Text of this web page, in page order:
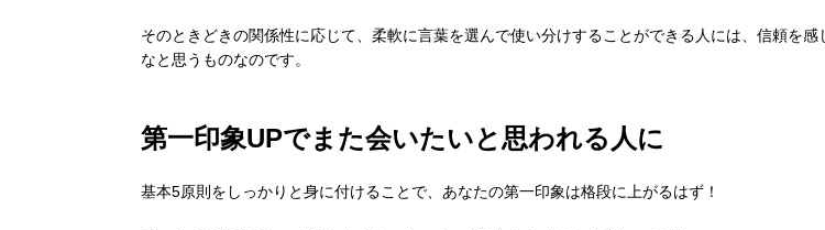
そのときどきの関係性に応じて、柔軟に言葉を選んで使い分けすることができる人には、信頼を感
なと思うものなのです。
第一印象UPでまた会いたいと思われる人に
基本5原則をしっかりと身に付けることで、あなたの第一印象は格段に上がるはず！